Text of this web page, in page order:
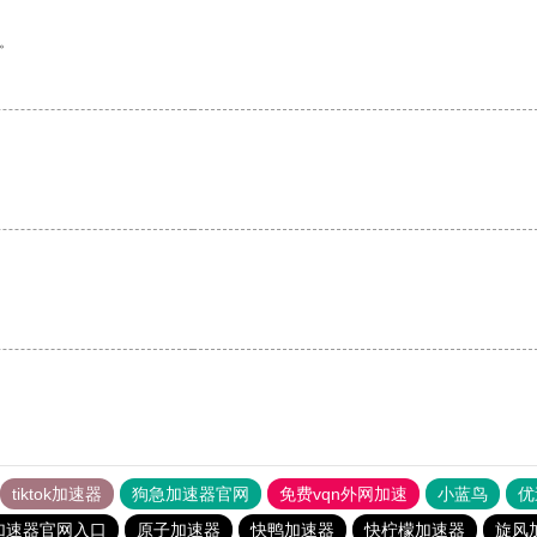
tiktok加速器 狗急加速器官网 免费vqn外网加速 小蓝鸟
速器官网入口
原子加速器 快鸭加速器 快柠檬加速器 旋风